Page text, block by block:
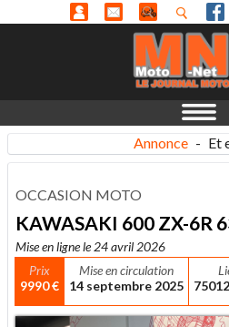
Annonce - Et
OCCASION MOTO
KAWASAKI 600 ZX-6R
Mise en ligne le 24 avril 2026
Prix
9990 €
Mise en circulation
14 septembre 2025